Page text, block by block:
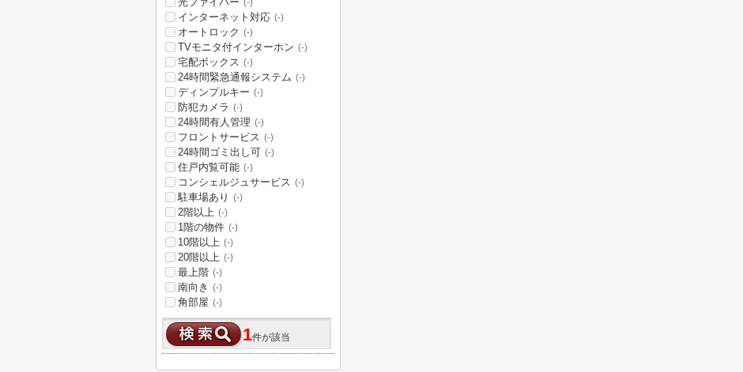
(-)
インターネット対応 (-)
オートロック (-)
TVモニタ付インターホン (-)
宅配ボックス (-)
24時間緊急通報システム (-)
ディンプルキー (-)
防犯カメラ (-)
24時間有人管理 (-)
フロントサービス (-)
24時間ゴミ出し可 (-)
住戸内覧可能 (-)
コンシェルジュサービス (-)
駐車場あり (-)
2階以上 (-)
1階の物件 (-)
10階以上 (-)
20階以上 (-)
最上階 (-)
南向き (-)
角部屋 (-)
1件が該当